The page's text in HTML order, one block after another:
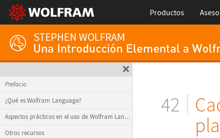
Productos
Prefacio
¿Qué es Wolfram Language?
Aspectos prácticos en el uso de Wolfram Language
Otros recursos
42